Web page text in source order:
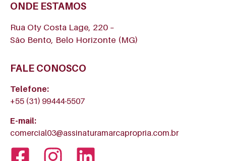
ONDE ESTAMOS
Rua Oty Costa Lage, 220 –
São Bento, Belo Horizonte (MG)
FALE CONOSCO
Telefone:
+55 (31) 99444-5507
E-mail:
comercial03@assinaturamarcapropria.com.br